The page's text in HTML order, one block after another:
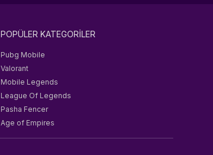
POPÜLER KATEGORİLER
Pubg Mobile
Valorant
Mobile Legends
League Of Legends
Pasha Fencer
Age of Empires